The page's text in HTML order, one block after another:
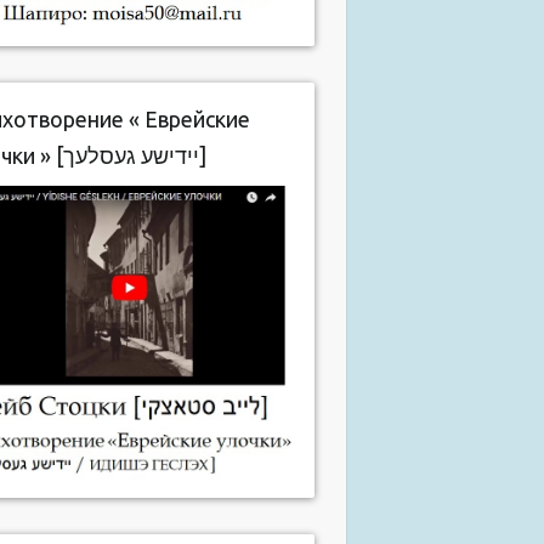
« Еврейские
улочки » [יידישע געסלעך]